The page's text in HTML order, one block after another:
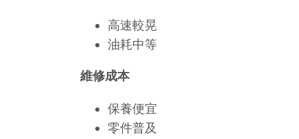
高速較晃
油耗中等
維修成本
保養便宜
零件普及